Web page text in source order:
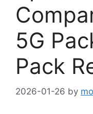
5G
Pack
2026-01-26 by